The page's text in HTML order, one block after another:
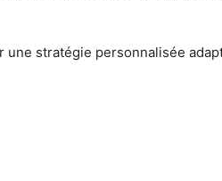
une stratégie personnalisée